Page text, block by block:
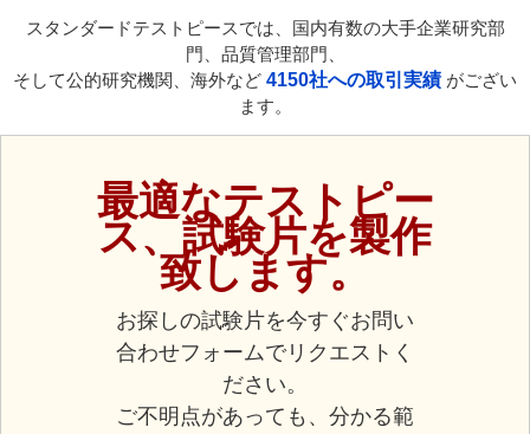
スタンダードテストピースでは、国内有数の大手企業研究部
門、品質管理部門、
そして公的研究機関、海外など 4150社への取引実績 がござい
ます。
最適なテストピー
ス、試験片を製作
致します。
お探しの試験片を今すぐお問い
合わせフォームでリクエストく
ださい。
ご不明点があっても、分かる範